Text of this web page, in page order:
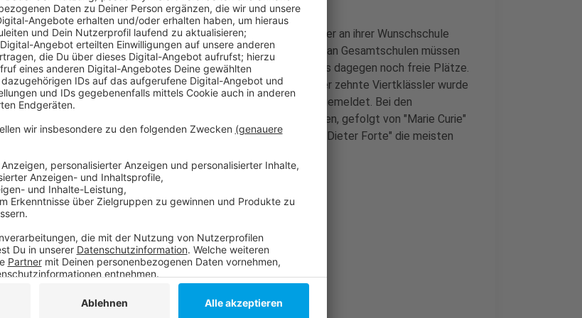
Aus Platzgründen werden aber auch in diesem Jahr nicht alle Kinder an ihrer Wunschschule
aufgenommen werden können. Vor allem an Gymnasien aber auch an Gesamtschulen müssen
einige Eltern nach Alternativen suchen. An den Realschulen gibt es dagegen noch freie Plätze.
Die Betroffenen werden demnächst darüber informiert. Etwa jeder zehnte Viertklässler wurde
übrigens an einer privaten, also in der Regel kirchlichen Schule angemeldet. Bei den
städtischen Gymnasien war das "Goethe" erstmals am beliebtesten, gefolgt von "Marie Curie"
und "Cecilien". Bei den Gesamtschulen haben "Hulda Pankok" und "Dieter Forte" die meisten
Weitere Infos und Links zum Thema:
Meldung der Stadt dazu mit allen aktuellen Anmeldezahlen!
Schulen in Düsseldorf!
Hier werden in Düsseldorf neue Schulen gebaut!